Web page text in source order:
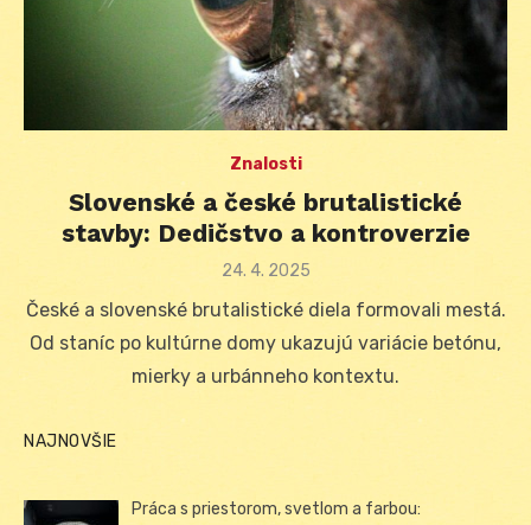
Znalosti
Slovenské a české brutalistické
stavby: Dedičstvo a kontroverzie
Posted
24. 4. 2025
České a slovenské brutalistické diela formovali mestá.
Od staníc po kultúrne domy ukazujú variácie betónu,
mierky a urbánneho kontextu.
NAJNOVŠIE
Práca s priestorom, svetlom a farbou: